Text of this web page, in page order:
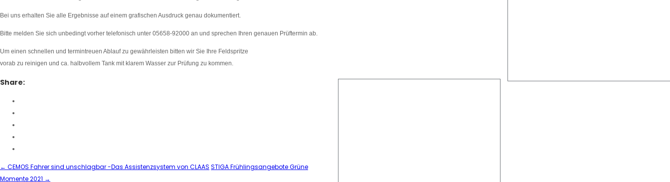
Bei uns erhalten Sie alle Ergebnisse auf einem grafischen Ausdruck genau dokumentiert.
Bitte melden Sie sich unbedingt vorher telefonisch unter 05658-92000 an und sprechen Ihren genauen Prüftermin ab.
Um einen schnellen und termintreuen Ablauf zu gewährleisten bitten wir Sie Ihre Feldspritze
vorab zu reinigen und ca. halbvollem Tank mit klarem Wasser zur Prüfung zu kommen.
Share:
← CEMOS Fahrer sind unschlagbar -Das Assistenzsystem von CLAAS STIGA Frühlingsangebote Grüne
Momente 2021 →